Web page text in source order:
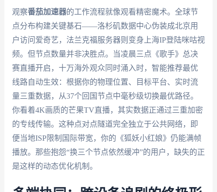
观察番茄加速器的工作流程就像观看精密魔术。全球节
点分布构建关键基石——洛杉矶数据中心伪装成北京用
户访问爱奇艺，法兰克福服务器则变身上海IP登陆咪咕视
频。但节点数量并非决胜点。当凌晨三点《歌手》总决
赛直播开启，十万海外观众同时涌入时，智能推荐最优
线路自动生效：根据你的物理位置、目标平台、实时流
量三重数据，从37个回国节点中毫秒级切换最优路径。
你看着4K画质的芒果TV直播，其实数据正通过三重加密
的专线传输。这种点对点隧道完全独立于公共网络，即
便当地ISP限制国际带宽，你的《狐妖小红娘》仍能满帧
播放。那些抱怨“换三个节点依然缓冲”的用户，缺失的正
是这样的动态优化机制。